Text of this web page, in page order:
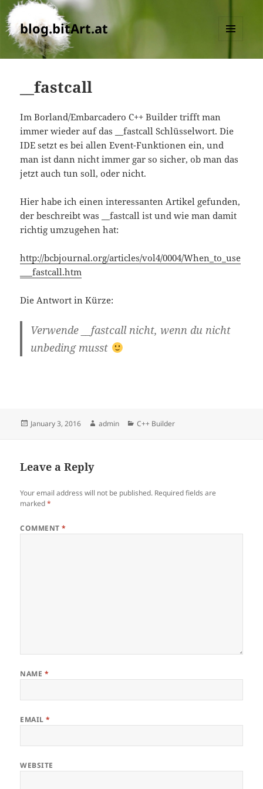
blog.bitArt.at
__fastcall
Im Borland/Embarcadero C++ Builder trifft man
immer wieder auf das __fastcall Schlüsselwort. Die
IDE setzt es bei allen Event-Funktionen ein, und
man ist dann nicht immer gar so sicher, ob man das
jetzt auch tun soll, oder nicht.
Hier habe ich einen interessanten Artikel gefunden,
der beschreibt was __fastcall ist und wie man damit
richtig umzugehen hat:
http://bcbjournal.org/articles/vol4/0004/When_to_use
___fastcall.htm
Die Antwort in Kürze:
Verwende __fastcall nicht, wenn du nicht
unbeding musst
Posted
January 3, 2016 Author
admin Categories
C++ Builder
Leave a Reply
Your email address will not be published. Required fields are
marked*
COMMENT*
NAME *
EMAIL*
WEBSITE